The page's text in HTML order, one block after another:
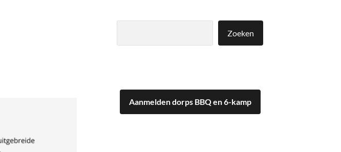
Zoeken
Aanmelden dorps BBQ en 6-kamp